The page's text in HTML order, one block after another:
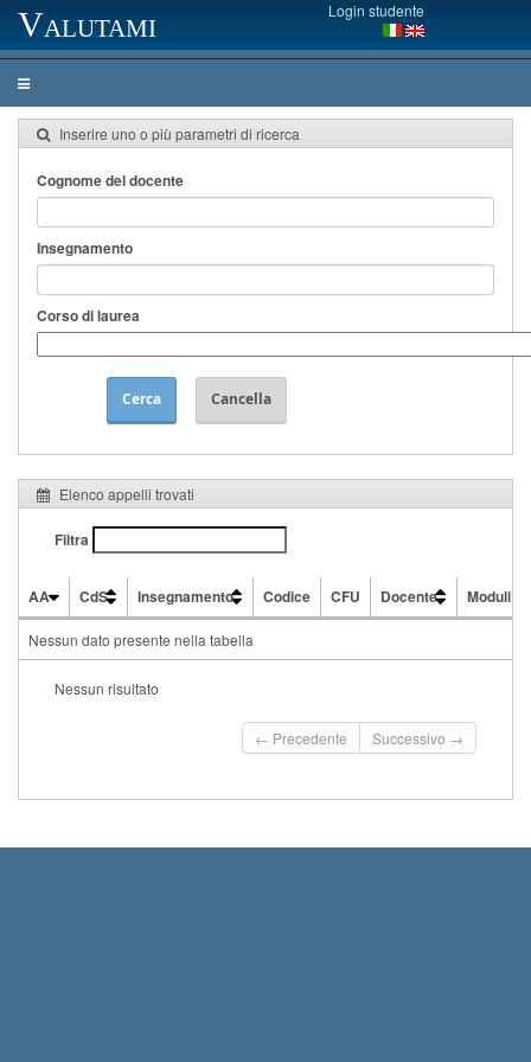
Valutami Login studente
Inserire uno o più parametri di ricerca
Cognome del docente
Insegnamento
Corso di laurea
Cerca Cancella
Elenco appelli trovati
Filtra
AA CdS Insegnamento Codice CFU Docente
Moduli
Nessun dato presente nella tabella
Nessun risultato
← Precedente Successivo →